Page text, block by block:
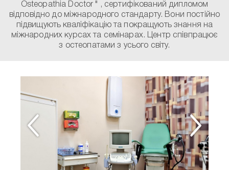
Osteopathia Doctor " , сертифікований дипломом
відповідно до міжнародного стандарту. Вони постійно
підвищують кваліфікацію та покращують знання на
міжнародних курсах та семінарах. Центр співпрацює
з остеопатами з усього світу.